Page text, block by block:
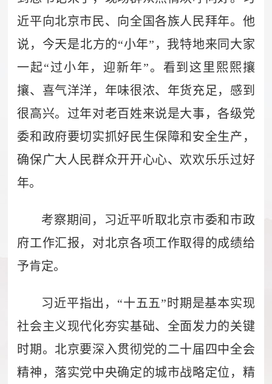
近平向北京市民、向全国各族人民拜年。他
说，今天是北方的“小年”，我特地来同大家
一起“过小年，迎新年”。看到这里熙熙攘
攘、喜气洋洋，年味很浓、年货充足，感到
很高兴。过年对老百姓来说是大事，各级党
委和政府要切实抓好民生保障和安全生产，
确保广大人民群众开开心心、欢欢乐乐过好
年。
考察期间，习近平听取北京市委和市政
府工作汇报，对北京各项工作取得的成绩给
予肯定。
习近平指出，“十五五”时期是基本实现
社会主义现代化夯实基础、全面发力的关键
时期。北京要深入贯彻党的二十届四中全会
精神，落实党中央确定的城市战略定位，精